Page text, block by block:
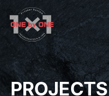
PROJECTS